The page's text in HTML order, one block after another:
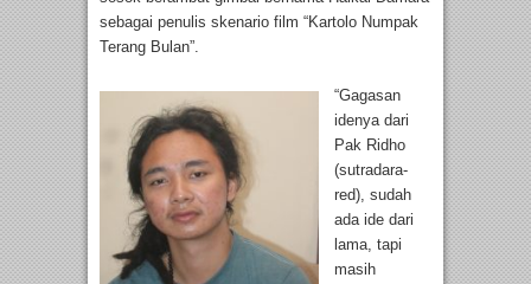
sebagai penulis skenario film “Kartolo Numpak
Terang Bulan”.
“Gagasan
idenya dari
Pak Ridho
(sutradara-
red), sudah
ada ide dari
lama, tapi
masih